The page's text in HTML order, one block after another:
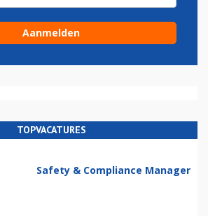
TOPVACATURES
Safety & Compliance Manager